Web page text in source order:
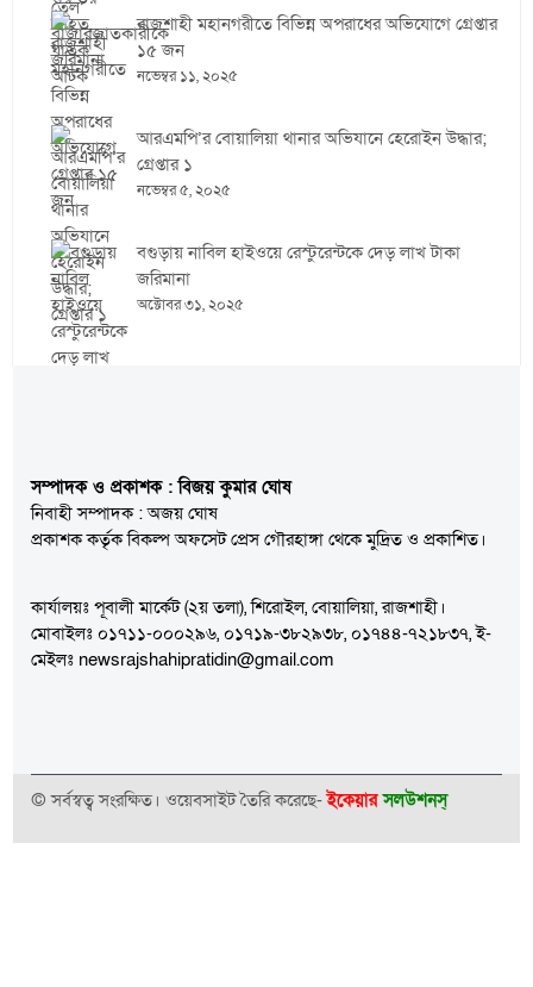
রাজশাহী মহানগরীতে বিভিন্ন অপরাধের অভিযোগে গ্রেপ্তার
১৫ জন
নভেম্বর ১১, ২০২৫
আরএমপি’র বোয়ালিয়া থানার অভিযানে হেরোইন উদ্ধার;
গ্রেপ্তার ১
নভেম্বর ৫, ২০২৫
বগুড়ায় নাবিল হাইওয়ে রেস্টুরেন্টকে দেড় লাখ টাকা
জরিমানা
অক্টোবর ৩১, ২০২৫
সম্পাদক ও প্রকাশক : বিজয় কুমার ঘোষ
নিবাহী সম্পাদক : অজয় ঘোষ
প্রকাশক কর্তৃক বিকল্প অফসেট প্রেস গৌরহাঙ্গা থেকে মুদ্রিত ও প্রকাশিত।
কার্যালয়ঃ পূবালী মার্কেট (২য় তলা), শিরোইল, বোয়ালিয়া, রাজশাহী।
মোবাইলঃ ০১৭১১-০০০২৯৬, ০১৭১৯-৩৮২৯৩৮, ০১৭৪৪-৭২১৮৩৭, ই-
মেইলঃ newsrajshahipratidin@gmail.com
© সর্বস্বত্ব সংরক্ষিত। ওয়েবসাইট তৈরি করেছে-ইকেয়ার সলউশনস্